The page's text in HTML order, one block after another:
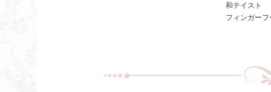
和テイスト
フィンガー